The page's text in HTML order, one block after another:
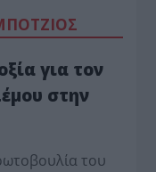
για τον
στην
του